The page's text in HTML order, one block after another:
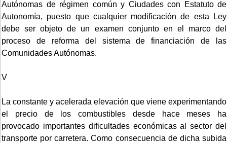
Autónomas de régimen común y Ciudades con Estatuto de
Autonomía, puesto que cualquier modificación de esta Ley
debe ser objeto de un examen conjunto en el marco del
proceso de reforma del sistema de financiación de las
Comunidades Autónomas.
V
La constante y acelerada elevación que viene experimentando
el precio de los combustibles desde hace meses ha
provocado importantes dificultades económicas al sector del
transporte por carretera. Como consecuencia de dicha subida